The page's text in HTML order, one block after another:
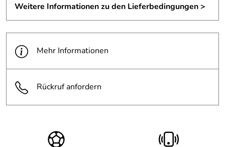
Kaufdatum: 15.12.2022
Bewertungsdatum: 26.12.2022
Verifizierte Bewertung
Schnelle Lieferung
Kaufdatum: 24.06.2021
Bewertungsdatum: 04.07.2021
Weitere Informationen zu den Lieferbedingungen >
Mehr Informationen
Rückruf anfordern